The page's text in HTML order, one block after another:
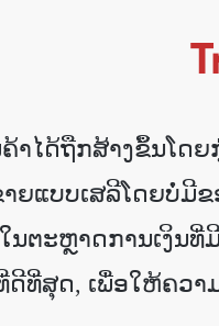
າໄດ້ຖືກສ້າງຂຶ້ນໂດ
ຍແບບເສລີໂດຍບໍ່ມີ
ນຕະຫຼາດການເງິນທີ່
ດີທີ່ສຸດ, ເພື່ອໃຫ້ຄວາ